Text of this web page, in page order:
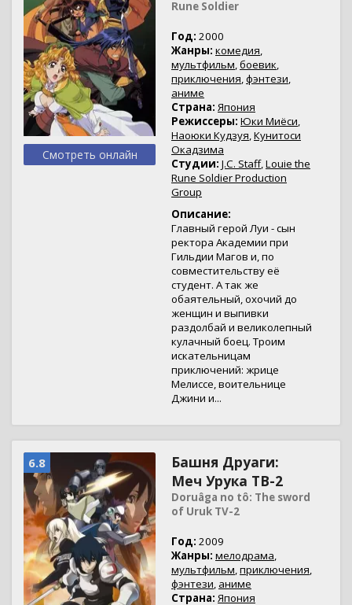
Смотреть онлайн
Rune Soldier
Год: 2000
Жанры: комедия,
мультфильм,боевик,
приключения,фэнтези,
аниме
Страна: Япония
Режиссеры: Юки Миёси,
Наоюки Кудзуя,Кунитоси
Окадзима
Студии: J.C. Staff,Louie the
Rune Soldier Production
Group
Описание:
Главный герой Луи - сын
ректора Академии при
Гильдии Магов и, по
совместительству её
студент. А так же
обаятельный, охочий до
женщин и выпивки
раздолбай и великолепный
кулачный боец. Троим
искательницам
приключений: жрице
Мелиссе, воительнице
Джини и...
6.8
Башня Друаги:
Меч Урука ТВ-2
Doruâga no tô: The sword
of Uruk TV-2
Год: 2009
Жанры: мелодрама,
мультфильм,приключения,
фэнтези, аниме
Страна: Япония